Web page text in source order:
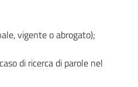
vigente o abrogato);
di ricerca di parole nel